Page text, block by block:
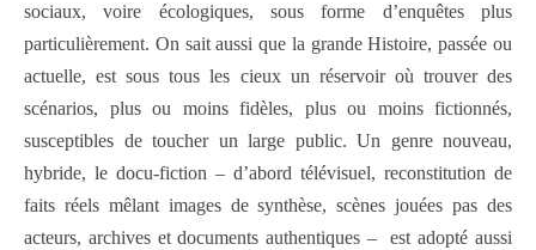
sociaux, voire écologiques, sous forme d’enquêtes plus
particulièrement. On sait aussi que la grande Histoire, passée ou
actuelle, est sous tous les cieux un réservoir où trouver des
scénarios, plus ou moins fidèles, plus ou moins fictionnés,
susceptibles de toucher un large public. Un genre nouveau,
hybride, le docu-fiction – d’abord télévisuel, reconstitution de
faits réels mêlant images de synthèse, scènes jouées pas des
acteurs, archives et documents authentiques –
est adopté aussi